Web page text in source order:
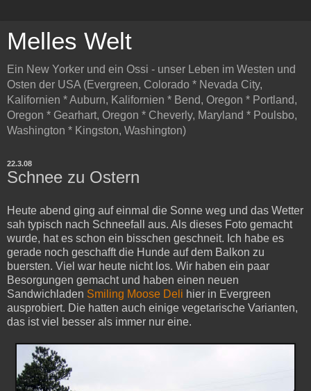
Melles Welt
Ein New Yorker und ein Ossi - unser Leben im Westen und
Osten der USA (Evergreen, Colorado * Nevada City,
Kalifornien * Auburn, Kalifornien * Bend, Oregon * Portland,
Oregon * Gearhart, Oregon * Cheverly, Maryland * Poulsbo,
Washington * Kingston, Washington)
22.3.08
Schnee zu Ostern
Heute abend ging auf einmal die Sonne weg und das Wetter
sah typisch nach Schneefall aus. Als dieses Foto gemacht
wurde, hat es schon ein bisschen geschneit. Ich habe es
gerade noch geschafft die Hunde auf dem Balkon zu
buersten. Viel war heute nicht los. Wir haben ein paar
Besorgungen gemacht und haben einen neuen
Sandwichladen Smiling Moose Deli hier in Evergreen
ausprobiert. Die hatten auch einige vegetarische Varianten,
das ist viel besser als immer nur eine.